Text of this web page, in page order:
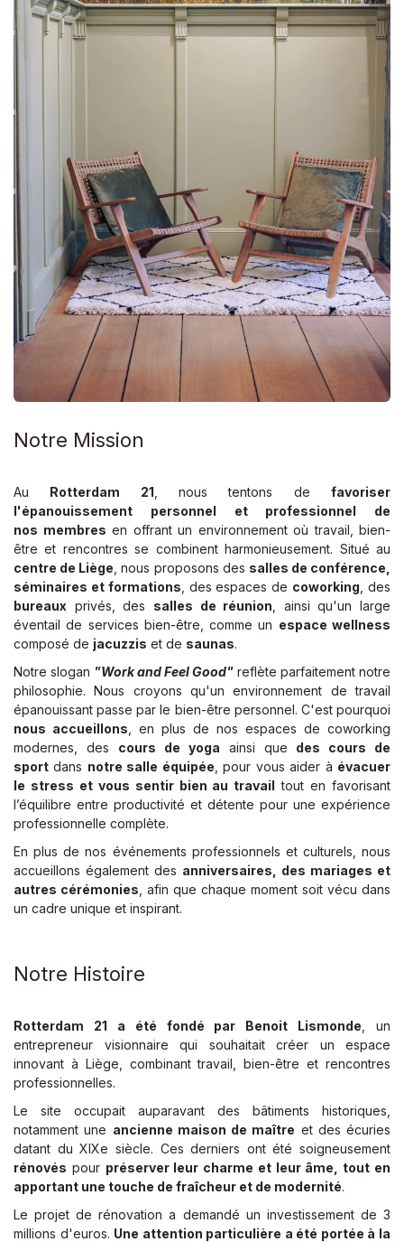
Notre Mission
Au Rotterdam 21 , nous tentons defavoriser
l'épanouissement personnel et professionnel de
nos membres en offrant un environnement où travail, bien-
être et rencontres se combinent harmonieusement. Situé au
centre de Liège , nous proposons des salles de conférence,
séminaires et formations , des espaces de coworking , des
bureaux privés, des salles de réunion , ainsi qu'un large
éventail de services bien-être, comme un espace wellness
composé de jacuzzis et de saunas.
Notre slogan "Work and Feel Good" reflète parfaitement notre
philosophie. Nous croyons qu'un environnement de travail
épanouissant passe par le bien-être personnel. C'est pourquoi
nous accueillons , en plus de nos espaces de coworking
modernes, des cours de yoga ainsi que des cours de
sport dans notre salle équipée , pour vous aider à évacuer
le stress et vous sentir bien au travail tout en favorisant
l’équilibre entre productivité et détente pour une expérience
professionnelle complète.
En plus de nos événements professionnels et culturels, nous
accueillons également des anniversaires, des mariages et
autres cérémonies , afin que chaque moment soit vécu dans
un cadre unique et inspirant.
Notre Histoire
Rotterdam 21 a été fondé par Benoit Lismonde , un
entrepreneur visionnaire qui souhaitait créer un espace
innovant à Liège, combinant travail, bien-être et rencontres
professionnelles.
Le site occupait auparavant des bâtiments historiques,
notamment une ancienne maison de maître et des écuries
datant du XIXe siècle. Ces derniers ont été soigneusement
rénovés pour préserver leur charme et leur âme, tout en
apportant une touche de fraîcheur et de modernité.
Le projet de rénovation a demandé un investissement de 3
millions d'euros. Une attention particulière a été portée à la